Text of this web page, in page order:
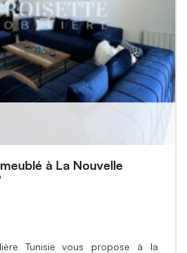
à La Nouvelle
Tunisie vous propose à la